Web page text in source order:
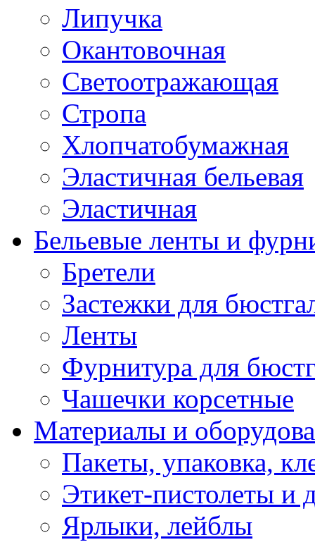
Липучка
Окантовочная
Светоотражающая
Стропа
Хлопчатобумажная
Эластичная бельевая
Эластичная
Бельевые ленты и
Бретели
Застежки для
Ленты
Фурнитура для
Чашечки корсетные
Материалы и
Пакеты, упаковка,
Этикет-пистолеты и
Ярлыки, лейблы